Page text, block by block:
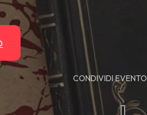
CONDIVIDI EVENTO